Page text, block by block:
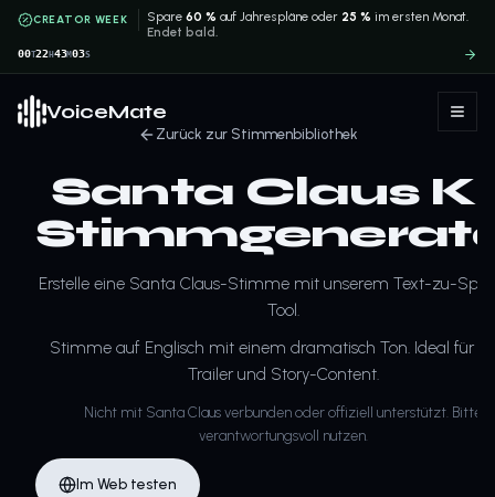
CREATOR WEEK Spare60 % auf Jahrespläne oder 25 % im ersten Monat.
Endet bald.
00T22H 43M03S
VoiceMate
Zurück zur Stimmenbibliothek
Santa Claus
Erstelle eine Santa Claus-Stimme mit unserem Text-zu-
Tool.
Stimme auf Englisch mit einem dramatisch Ton. Ideal für
Trailer und Story-Content.
Nicht mit Santa Claus verbunden oder offiziell unterstützt. Bitte
verantwortungsvoll nutzen.
Im Web testen